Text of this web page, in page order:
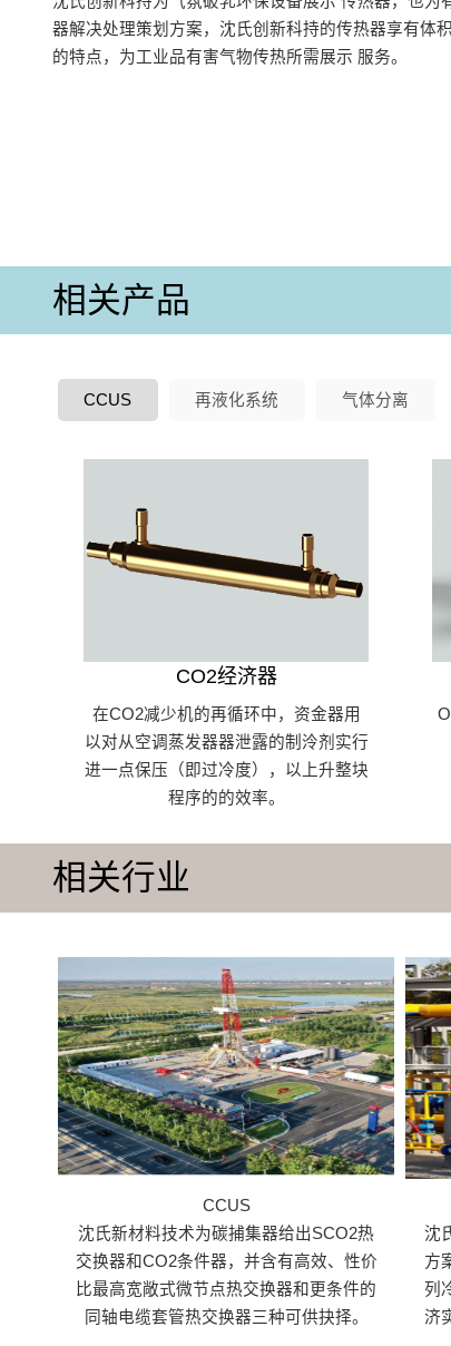
器解决处理策划方案，沈氏创新科持的传热器享有体
的特点，为工业品有害气物传热所需展示 服务。
相关产品
CCUS 再液化系统 气体分离
CO2经济器
在CO2减少机的再循环中，资金器用
以对从空调蒸发器器泄露的制泠剂实行
进一点保压（即过冷度），以上升整块
程序的的效率。
相关行业
CCUS
沈氏新材料技术为碳捕集器给出SCO2热
交换器和CO2条件器，并含有高效、性价
比最高宽敞式微节点热交换器和更条件的
同轴电缆套管热交换器三种可供抉择。
沈
方
列
济